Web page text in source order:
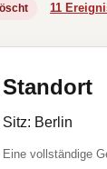
11
Standort
Sitz: Berlin
Eine vollständige